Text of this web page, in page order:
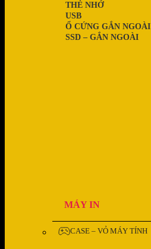
SSD – GẮN NGOÀI
Ổ CỨNG GẮN NGOÀI
USB
THẺ NHỚ
MÁY IN
CASE – VỎ MÁY TÍNH